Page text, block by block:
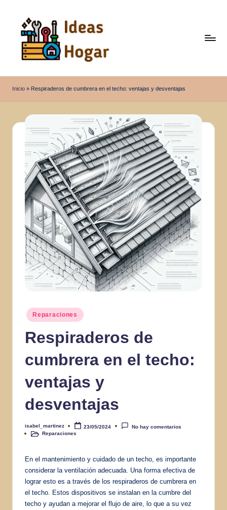
contenido
d
e
a
H
Inicio » Respiraderos de cumbrera en el techo: ventajas y desventajas
Publicado
en
Reparaciones
Respiraderos de
cumbrera en el techo:
ventajas y
desventajas
Publicado
por
isabel_martinez 23/05/2024
No hay comentarios
PublicadoReparaciones
En el mantenimiento y cuidado de un techo, es importante
considerar la ventilación adecuada. Una forma efectiva de
lograr esto es a través de los respiraderos de cumbrera en
el techo. Estos dispositivos se instalan en la cumbre del
techo y ayudan a mejorar el flujo de aire, lo que a su vez